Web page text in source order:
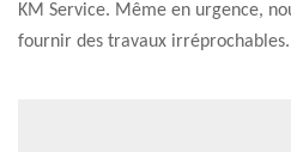
KM Service. Même en urgence,
fournir des travaux irréprochables.